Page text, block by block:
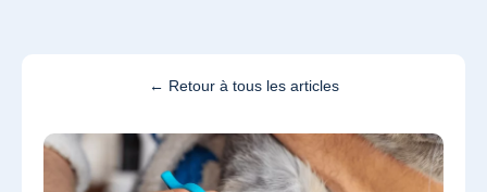
← Retour à tous les articles